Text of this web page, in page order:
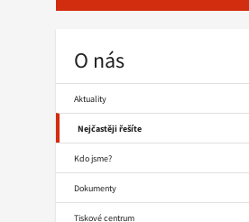
O nás
Aktuality
Nejčastěji řešíte
Kdo jsme?
Dokumenty
Tiskové centrum